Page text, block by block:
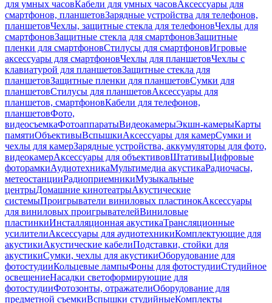
для умных часовКабели для умных часовАксессуары для
смартфонов, планшетовЗарядные устройства для телефонов,
планшетовЧехлы, защитные стекла для телефоновЧехлы для
смартфоновЗащитные стекла для смартфоновЗащитные
пленки для смартфоновСтилусы для смартфоновИгровые
аксессуары для смартфоновЧехлы для планшетовЧехлы с
клавиатурой для планшетовЗащитные стекла для
планшетовЗащитные пленки для планшетовСумки для
планшетовСтилусы для планшетовАксессуары для
планшетов, смартфоновКабели для телефонов,
планшетовФото,
видеосъемкаФотоаппаратыВидеокамерыЭкшн-камерыКарты
памятиОбъективыВспышкиАксессуары для камерСумки и
чехлы для камерЗарядные устройства, аккумуляторы для фото,
видеокамерАксессуары для объективовШтативыЦифровые
фоторамкиАудиотехникаМультимедиа акустикаРадиочасы,
метеостанцииРадиоприемникиМузыкальные
центрыДомашние кинотеатрыАкустические
системыПроигрыватели виниловых пластинокАксессуары
для виниловых проигрывателейВиниловые
пластинкиИнсталляционная акустикаТрансляционные
усилителиАксессуары для аудиотехникиКомплектующие для
акустикиАкустические кабелиПодставки, стойки для
акустикиСумки, чехлы для акустикиОборудование для
фотостудииКольцевые лампыФоны для фотостудииСтудийное
освещениеНасадки светоформирующие для
фотостудииФотозонты, отражателиОборудование для
предметной съемкиВспышки студийныеКомплекты